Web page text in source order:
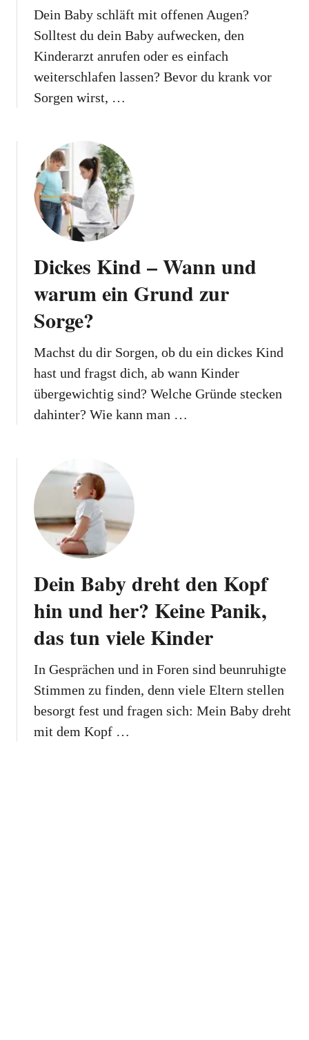
Dein Baby schläft mit offenen Augen?
Solltest du dein Baby aufwecken, den
Kinderarzt anrufen oder es einfach
weiterschlafen lassen? Bevor du krank vor
Sorgen wirst, …
Dickes Kind – Wann und
warum ein Grund zur
Sorge?
Machst du dir Sorgen, ob du ein dickes Kind
hast und fragst dich, ab wann Kinder
übergewichtig sind? Welche Gründe stecken
dahinter? Wie kann man …
Dein Baby dreht den Kopf
hin und her? Keine Panik,
das tun viele Kinder
In Gesprächen und in Foren sind beunruhigte
Stimmen zu finden, denn viele Eltern stellen
besorgt fest und fragen sich: Mein Baby dreht
mit dem Kopf …